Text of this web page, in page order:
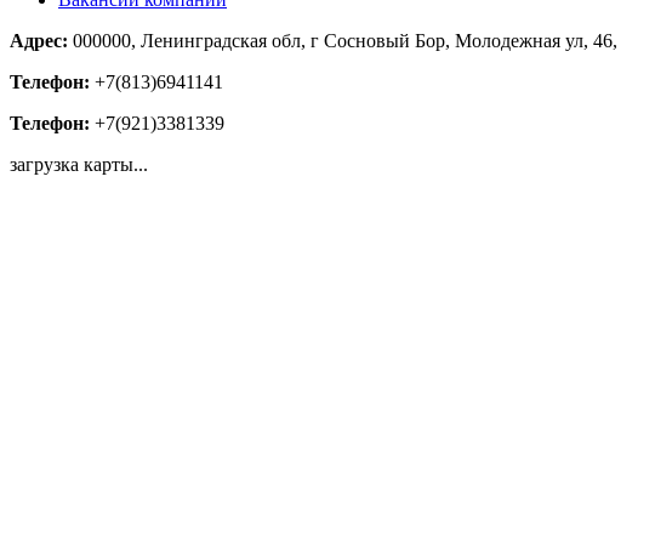
Адрес: 000000, Ленинградская обл, г Сосновый Бор, Молодежная ул, 46,
Телефон: +7(813)6941141
Телефон: +7(921)3381339
загрузка карты...